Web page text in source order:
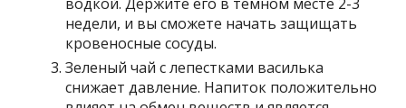
недели, и вы сможете начать защищать
кровеносные сосуды.
Зеленый чай с лепестками василька
снижает давление. Напиток положительно